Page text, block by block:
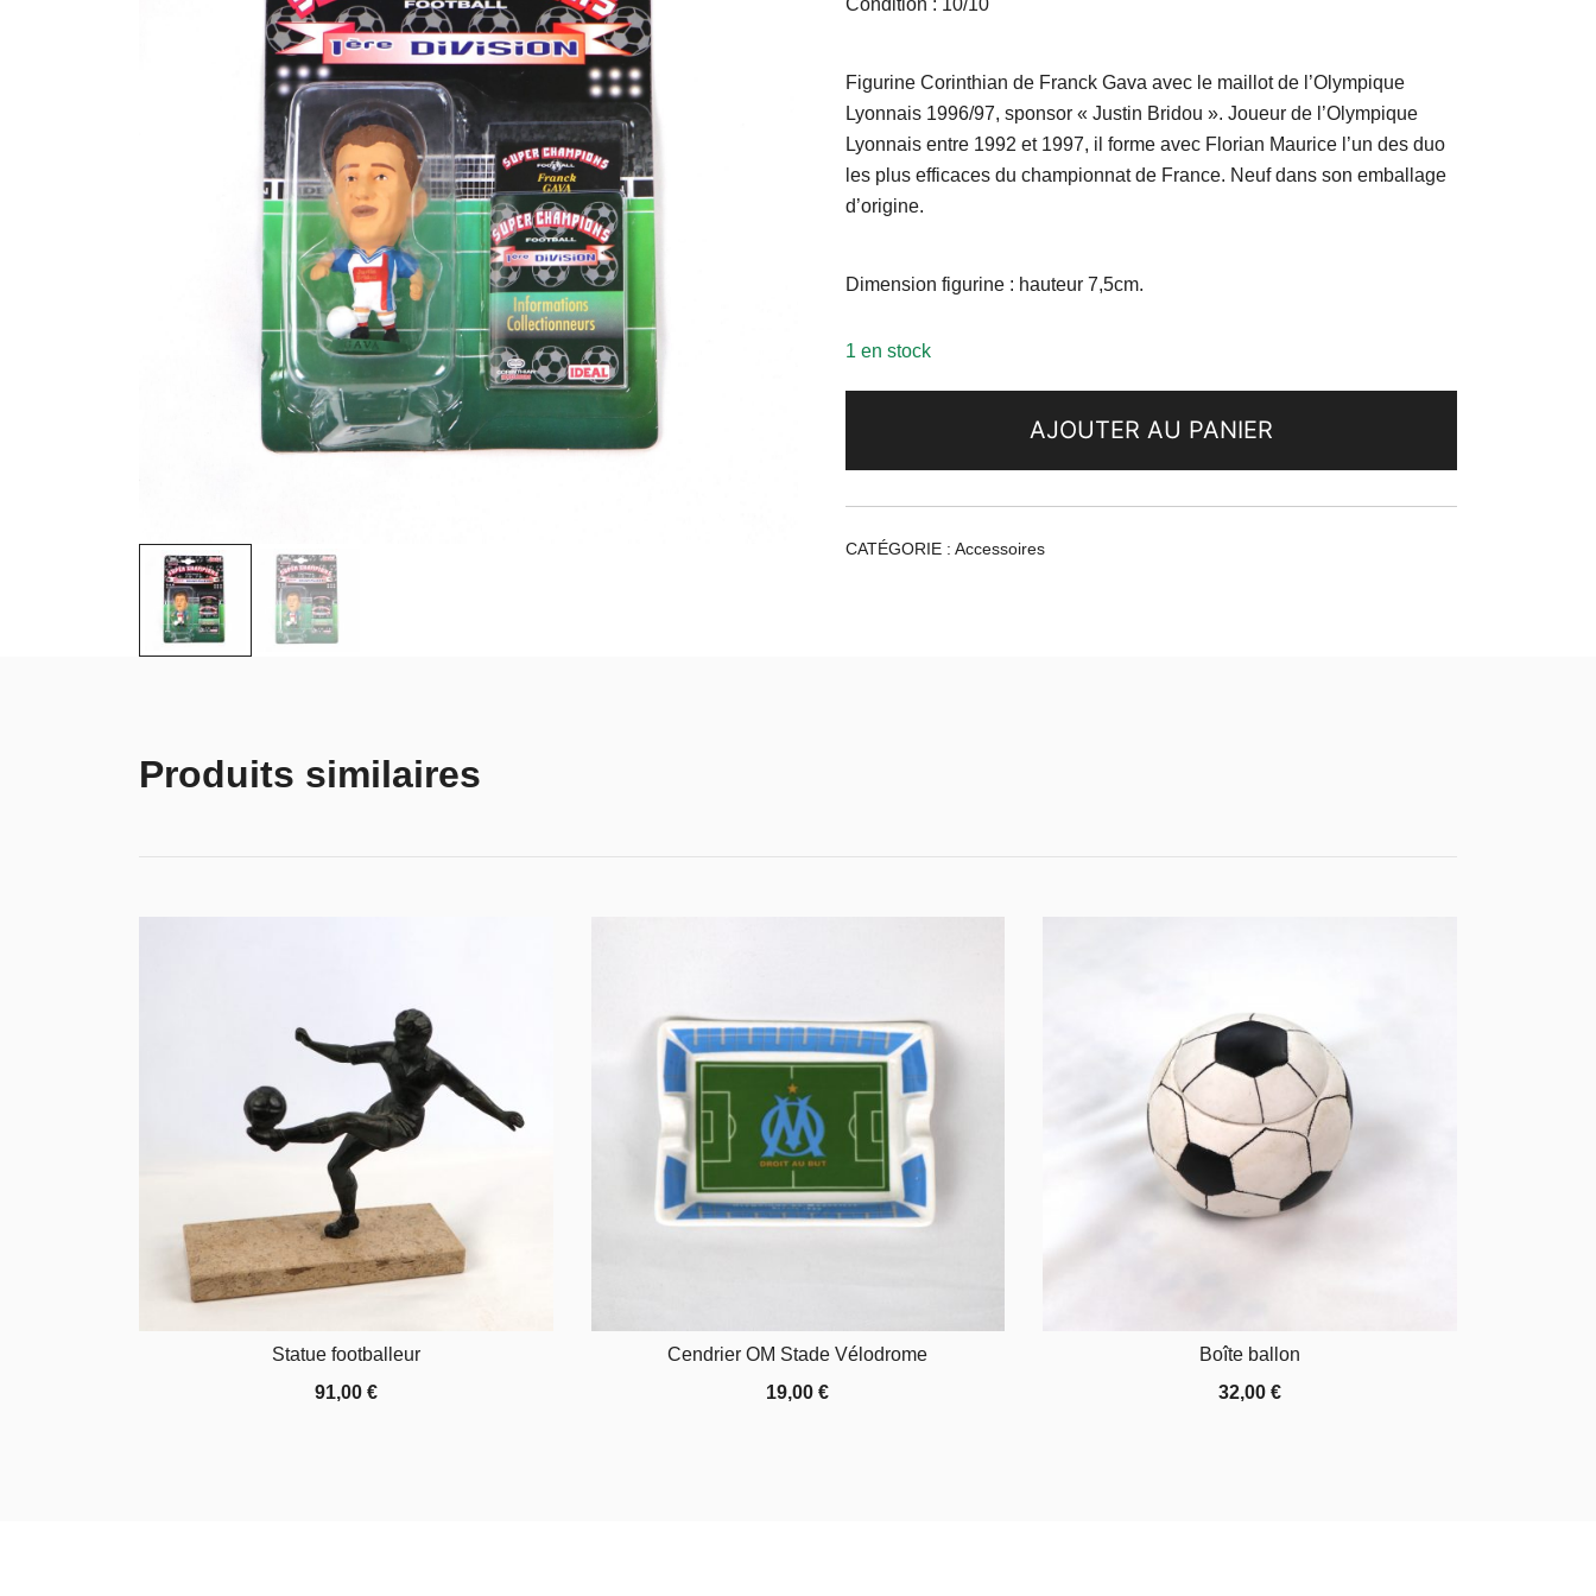
Condition : 10/10
Figurine Corinthian de Franck Gava avec le maillot de l’Olympique
Lyonnais 1996/97, sponsor « Justin Bridou ». Joueur de l’Olympique
Lyonnais entre 1992 et 1997, il forme avec Florian Maurice l’un des duo
les plus efficaces du championnat de France. Neuf dans son emballage
d’origine.
Dimension figurine : hauteur 7,5cm.
1 en stock
AJOUTER AU PANIER
CATÉGORIE : Accessoires
Produits similaires
Statue footballeur
91,00 €
Cendrier OM Stade Vélodrome
19,00€
Boîte ballon
32,00€